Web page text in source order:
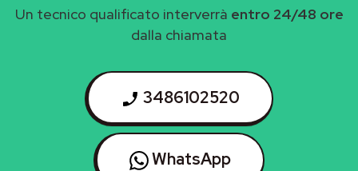
Un tecnico qualificato interverrà entro 24/48 ore
dalla chiamata
3486102520
WhatsApp